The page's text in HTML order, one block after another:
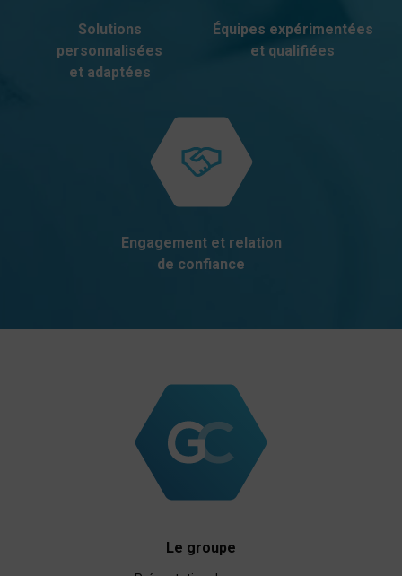
Solutions
personnalisées
et adaptées
Équipes expérimentées
et qualifiées
Engagement et relation
de confiance
Le groupe